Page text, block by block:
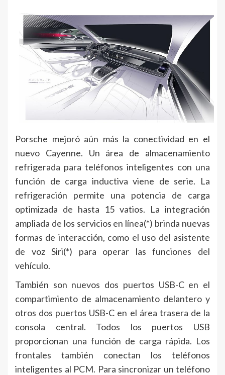
Porsche mejoró aún más la conectividad en el
nuevo Cayenne. Un área de almacenamiento
refrigerada para teléfonos inteligentes con una
función de carga inductiva viene de serie. La
refrigeración permite una potencia de carga
optimizada de hasta 15 vatios. La integración
ampliada de los servicios en línea(*) brinda nuevas
formas de interacción, como el uso del asistente
de voz Siri(*) para operar las funciones del
vehículo.
También son nuevos dos puertos USB-C en el
compartimiento de almacenamiento delantero y
otros dos puertos USB-C en el área trasera de la
consola central. Todos los puertos USB
proporcionan una función de carga rápida. Los
frontales también conectan los teléfonos
inteligentes al PCM. Para sincronizar un teléfono